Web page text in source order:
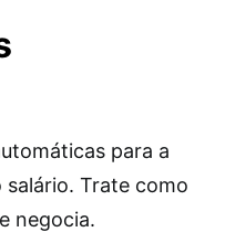
para a
Trate como
negocia.